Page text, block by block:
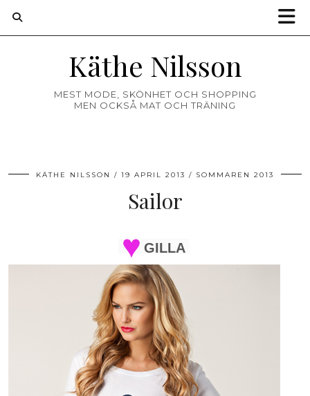
Käthe Nilsson
MEST MODE, SKÖNHET OCH SHOPPING
MEN OCKSÅ MAT OCH TRÄNING
KÄTHE NILSSON 19 APRIL 2013 SOMMAREN 2013
Sailor
GILLA